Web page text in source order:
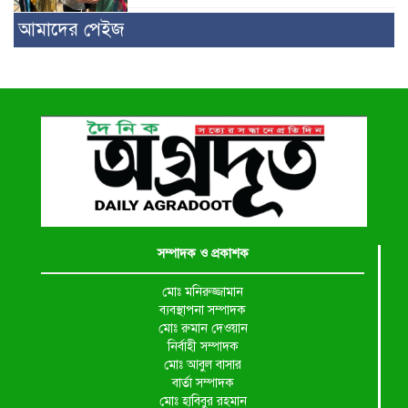
আমাদের পেইজ
সম্পাদক ও প্রকাশক
মোঃ মনিরুজ্জামান
ব্যবস্থাপনা সম্পাদক
মোঃ রুমান দেওয়ান
নির্বাহী সম্পাদক
মোঃ আবুল বাসার
বার্তা সম্পাদক
মোঃ হাবিবুর রহমান